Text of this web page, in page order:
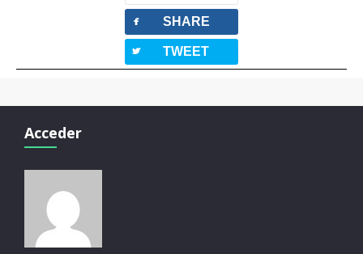
facebook SHARE
twitterbird TWEET
Acceder